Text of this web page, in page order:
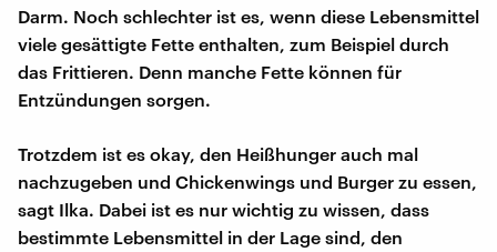
Darm. Noch schlechter ist es, wenn diese Lebensmittel
viele gesättigte Fette enthalten, zum Beispiel durch
das Frittieren. Denn manche Fette können für
Entzündungen sorgen.
Trotzdem ist es okay, den Heißhunger auch mal
nachzugeben und Chickenwings und Burger zu essen,
sagt Ilka. Dabei ist es nur wichtig zu wissen, dass
bestimmte Lebensmittel in der Lage sind, den